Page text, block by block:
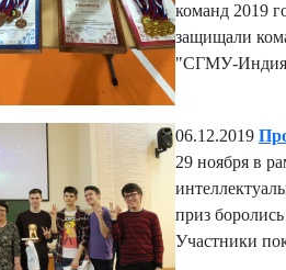
команд 2019
защищали
"СГМУ-
06.12.2019
29 ноября в
приз
Участники